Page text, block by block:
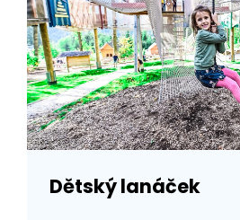
Dětský lanáček